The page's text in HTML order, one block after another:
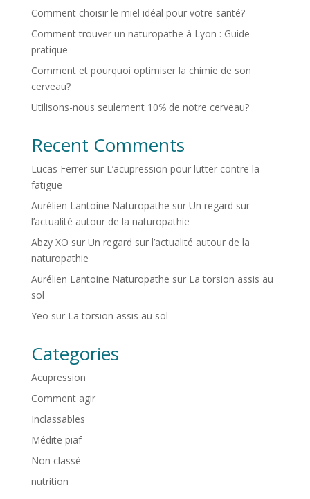
Comment choisir le miel idéal pour votre santé?
Comment trouver un naturopathe à Lyon : Guide
pratique
Comment et pourquoi optimiser la chimie de son
cerveau?
Utilisons-nous seulement 10℅ de notre cerveau?
Recent Comments
Lucas Ferrersur L’acupression pour lutter contre la
fatigue
Aurélien Lantoine Naturopathe sur Un regard sur
l’actualité autour de la naturopathie
Abzy XO sur Un regard sur l’actualité autour de la
naturopathie
Aurélien Lantoine Naturopathe sur La torsion assis au
sol
Yeo sur La torsion assis au sol
Categories
Acupression
Comment agir
Inclassables
Médite piaf
Non classé
nutrition